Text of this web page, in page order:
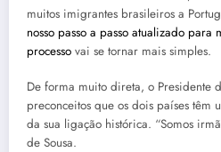
muitos imigrantes brasileiros a
nosso passo a passo atualizado
processo vai se tornar mais simples.
De forma muito direta, o Presidente
preconceitos que os dois países têm
da sua ligação histórica. “Somos
de Sousa.